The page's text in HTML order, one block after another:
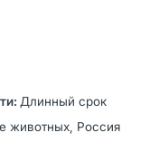
Длинный срок
животных, Россия